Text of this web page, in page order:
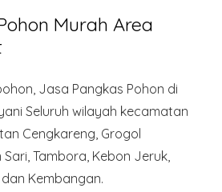
Murah Area
Jasa Pangkas Pohon di
Seluruh wilayah kecamatan
Cengkareng, Grogol
Tambora, Kebon Jeruk,
Kembangan.